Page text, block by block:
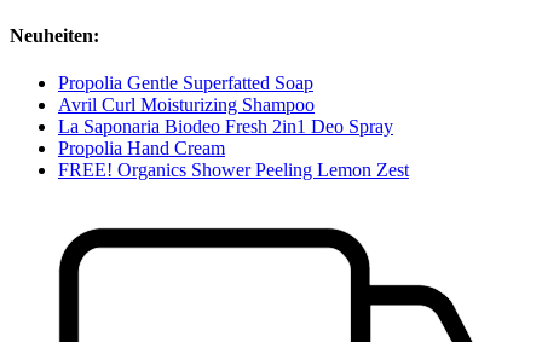
Neuheiten:
Propolia Gentle Superfatted Soap
Avril Curl Moisturizing Shampoo
La Saponaria Biodeo Fresh 2in1 Deo Spray
Propolia Hand Cream
FREE! Organics Shower Peeling Lemon Zest